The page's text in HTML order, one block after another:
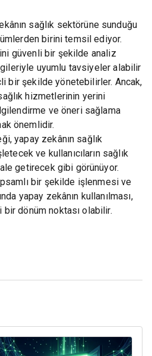
sağlık sektörüne sunduğu
birini temsil ediyor.
güvenli bir şekilde analiz
uyumlu tavsiyeler alabilir
bir şekilde yönetebilirler. Ancak,
hizmetlerinin yerini
ve öneri sağlama
önemlidir.
yapay zekânın sağlık
ve kullanıcıların sağlık
getirecek gibi görünüyor.
bir şekilde işlenmesi ve
yapay zekânın kullanılması,
dönüm noktası olabilir.